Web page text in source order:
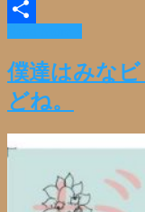
Email
共
有
僕達はみな
どね。